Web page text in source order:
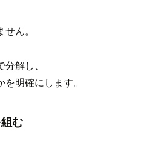
せん。
解し、
明確にします。
む